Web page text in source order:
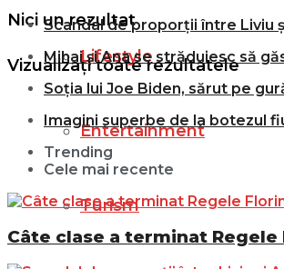
Nici un rezultat
Vizualizați toate rezultatele
Lifestyle
Entertainment
Turism
Scandal de proporții între Liviu
Mihai și Ana se străduiesc să
Soția lui Joe Biden, sărut pe
Imagini superbe de la botezul
Trending
Cele mai recente
Câte clase a terminat Regele